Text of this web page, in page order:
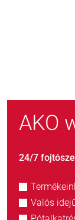
AKO
24/7
Valós